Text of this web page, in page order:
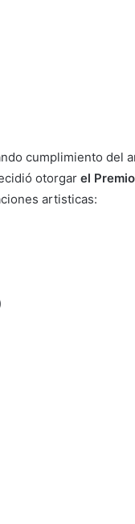
cumplimiento del
otorgar el
artisticas: